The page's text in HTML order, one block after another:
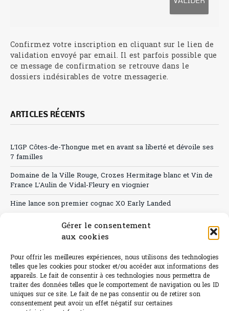
Gérer le consentement
aux cookies
Pour offrir les meilleures expériences, nous utilisons des technologies
telles que les cookies pour stocker et/ou accéder aux informations des
appareils. Le fait de consentir à ces technologies nous permettra de
traiter des données telles que le comportement de navigation ou les ID
uniques sur ce site. Le fait de ne pas consentir ou de retirer son
consentement peut avoir un effet négatif sur certaines
Confirmez votre inscription en cliquant sur le lien de
validation envoyé par email. Il est parfois possible que
ce message de confirmation se retrouve dans le
dossiers indésirables de votre messagerie.
ARTICLES RÉCENTS
L’IGP Côtes-de-Thongue met en avant sa liberté et dévoile ses
7 familles
Domaine de la Ville Rouge, Crozes Hermitage blanc et Vin de
France L’Aulin de Vidal-Fleury en viognier
Hine lance son premier cognac XO Early Landed
Canicule : A quand le CHR à « l’heure espagnole » ?
Sélection de rosés 2026